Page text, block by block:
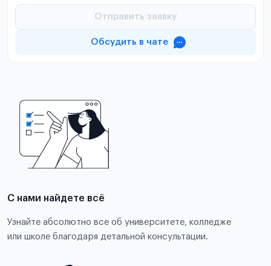
Отправить заявку
Обсудить в чате
С нами найдете всё
Узнайте абсолютно все об университете, колледже
или школе благодаря детальной консультации.